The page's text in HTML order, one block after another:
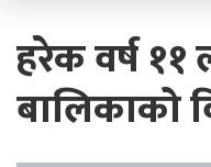
हरेक वर्ष
बालिकाको